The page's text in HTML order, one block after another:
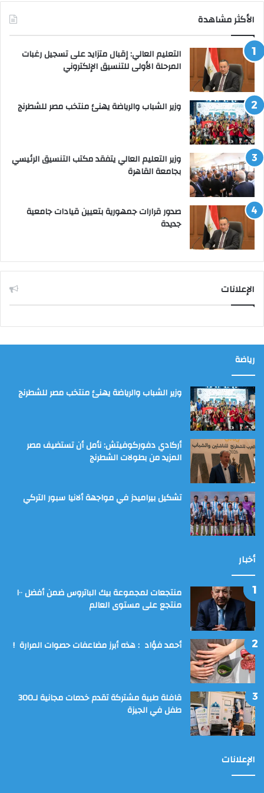
الأكثر مشاهدة
التعليم العالي: إقبال متزايد على تسجيل رغبات
المرحلة الأولى للتنسيق الإلكتروني
وزير الشباب والرياضة يهنئ منتخب مصر للشطرنج
وزير التعليم العالي يتفقد مكتب التنسيق الرئيسي
بجامعة القاهرة
صدور قرارات جمهورية بتعيين قيادات جامعية
جديدة
الإعلانات
رياضة
وزير الشباب والرياضة يهنئ منتخب مصر للشطرنج
أركادي دفوركوفيتش: نأمل أن تستضيف مصر
المزيد من بطولات الشطرنج
تشكيل بيراميدز في مواجهة ألانيا سبور التركي
أخبار
منتجعات لمجموعة بيك الباتروس ضمن أفضل ١٠٠
منتجع على مستوى العالم
أحمد فؤاد : هذه أبرز مضاعفات حصوات المرارة !
قافلة طبية مشتركة تقدم خدمات مجانية لـ300
طفل في الجيزة
الإعلانات